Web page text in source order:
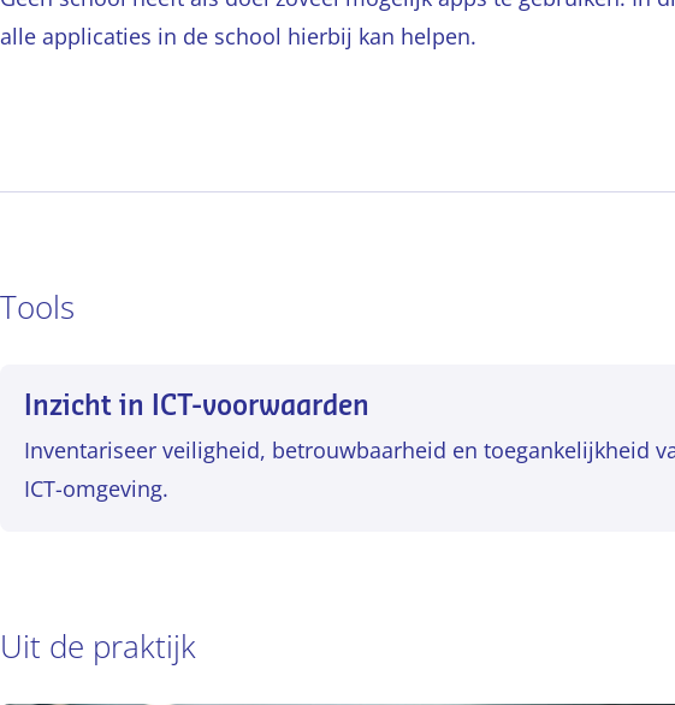
alle applicaties in de school hierbij kan helpen.
Tools
Inzicht in ICT-voorwaarden
Inventariseer veiligheid, betrouwbaarheid en toegankelijkheid
ICT-omgeving.
Uit de praktijk